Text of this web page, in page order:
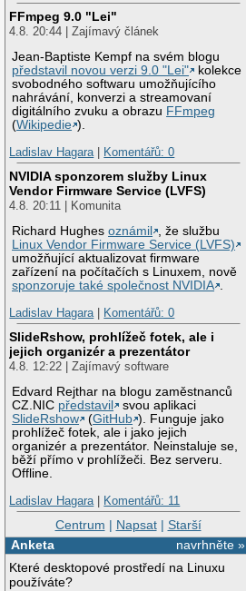
FFmpeg 9.0 "Lei"
4.8. 20:44 | Zajímavý článek
Jean-Baptiste Kempf na svém blogu
představil novou verzi 9.0 "Lei"
kolekce
svobodného softwaru umožňujícího
nahrávání, konverzi a streamovaní
digitálního zvuku a obrazu FFmpeg
(Wikipedie ).
Ladislav Hagara| Komentářů: 0
NVIDIA sponzorem služby Linux
Vendor Firmware Service (LVFS)
4.8. 20:11 | Komunita
Richard Hughesoznámil
, že službu
Linux Vendor Firmware Service (LVFS)
umožňující aktualizovat firmware
zařízení na počítačích s Linuxem, nově
sponzoruje také společnost NVIDIA .
Ladislav Hagara| Komentářů: 0
SlideRshow, prohlížeč fotek, ale i
jejich organizér a prezentátor
4.8. 12:22 | Zajímavý software
Edvard Rejthar na blogu zaměstnanců
CZ.NIC představil
svou aplikaci
SlideRshow
(GitHub ). Funguje jako
prohlížeč fotek, ale i jako jejich
organizér a prezentátor. Neinstaluje se,
běží přímo v prohlížeči. Bez serveru.
Offline.
Ladislav Hagara| Komentářů: 11
Centrum | Napsat| Starší
navrhněte »
Anketa
Které desktopové prostředí na Linuxu
používáte?